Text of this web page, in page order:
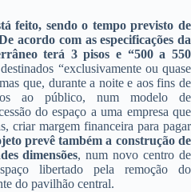
feito, sendo o tempo previsto de
acordo com as especificações da
terá 3 pisos e “500 a 550
“exclusivamente ou quase
que, durante a noite e aos fins de
ao público, num modelo de
do espaço a uma empresa que
criar margem financeira para pagar
prevê também a construção de
dimensões, num novo centro de
libertado pela remoção do
do pavilhão central.